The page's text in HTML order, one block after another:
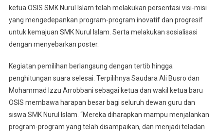
ketua OSIS SMK Nurul Islam telah melakukan persentasi visi-misi
yang mengedepankan program-program inovatif dan progresif
untuk kemajuan SMK Nurul Islam. Serta melakukan sosialisasi
dengan menyebarkan poster.
Kegiatan pemilihan berlangsung dengan tertib hingga
penghitungan suara selesai. Terpilihnya Saudara Ali Busro dan
Mohammad Izzu Arrobbani sebagai ketua dan wakil ketua baru
OSIS membawa harapan besar bagi seluruh dewan guru dan
siswa SMK Nurul Islam. “Mereka diharapkan mampu menjalankan
program-program yang telah disampaikan, dan menjadi teladan